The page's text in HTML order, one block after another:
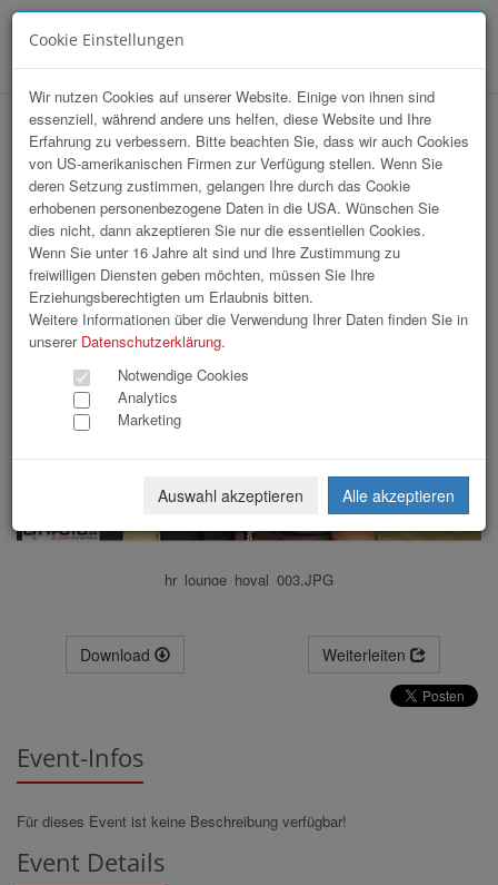
hr-lounge Mitte zu Gast bei Hoval
Gesellschaft m.b.H.
hr_lounge_hoval_003.JPG
Download Weiterleiten
Event-Infos
Für dieses Event ist keine Beschreibung verfügbar!
Event Details
Cookie Einstellungen
Wir nutzen Cookies auf unserer Website. Einige von ihnen sind
essenziell, während andere uns helfen, diese Website und Ihre
Erfahrung zu verbessern. Bitte beachten Sie, dass wir auch Cookies
von US-amerikanischen Firmen zur Verfügung stellen. Wenn Sie
deren Setzung zustimmen, gelangen Ihre durch das Cookie
erhobenen personenbezogene Daten in die USA. Wünschen Sie
dies nicht, dann akzeptieren Sie nur die essentiellen Cookies.
Wenn Sie unter 16 Jahre alt sind und Ihre Zustimmung zu
freiwilligen Diensten geben möchten, müssen Sie Ihre
Erziehungsberechtigten um Erlaubnis bitten.
Weitere Informationen über die Verwendung Ihrer Daten finden Sie in
unserer Datenschutzerklärung.
Notwendige Cookies
Analytics
Marketing
Auswahl akzeptieren Alle akzeptieren